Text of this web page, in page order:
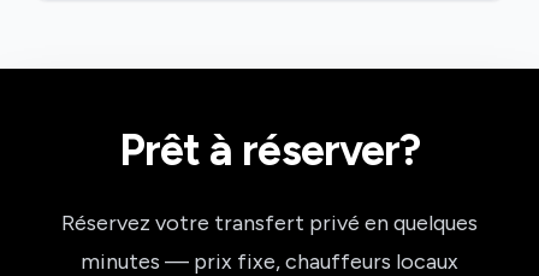
Prêt à réserver?
Réservez votre transfert privé en quelques
minutes — prix fixe, chauffeurs locaux